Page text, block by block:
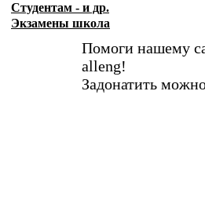
Студентам - и др.
Экзамены школа
Помоги нашему
alleng!
Задонатить